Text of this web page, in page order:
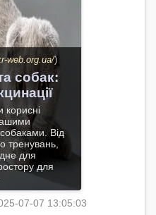
web.org.ua/)
собак:
Від
тренувань,
для
для
07-07 13:05:03